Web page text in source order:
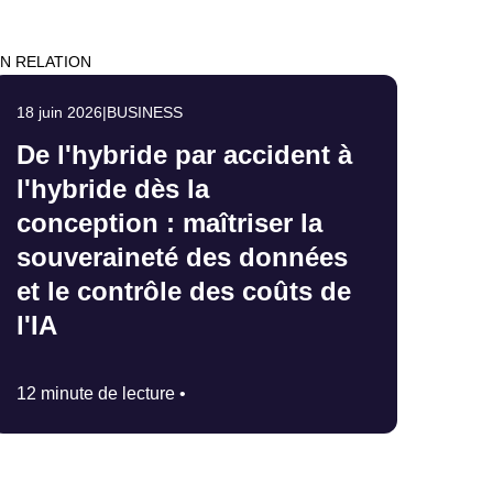
RELATION
18 juin 2026|BUSINESS
De l'hybride par accident à
l'hybride dès la
conception : maîtriser la
souveraineté des données
et le contrôle des coûts de
l'IA
12 minute de lecture •